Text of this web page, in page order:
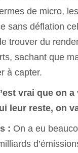
de micro,
sans déflation
trouver du
sachant que
à capter.
vrai que on
leur reste, on
: On a eu